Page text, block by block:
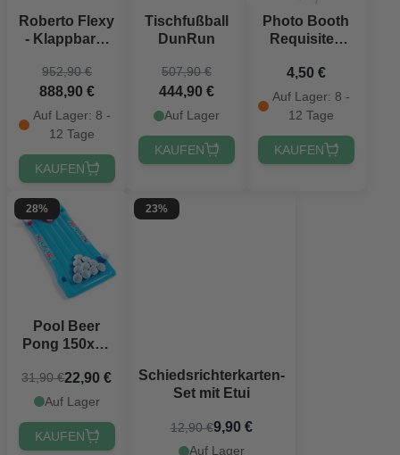
Roberto Flexy
- Klappbarer
952,90 €
888,90 €
Auf Lager: 8 -
12 Tage
KAUFEN
Tischfußball
DunRun
507,90 €
444,90 €
Auf Lager
KAUFEN
Photo Booth
Requisiten
4,50 €
Auf Lager: 8 -
12 Tage
KAUFEN
28%
Pool Beer
Pong 150x67
31,90 €22,90 €
Auf Lager
KAUFEN
23%
Schiedsrichterkarten-
Set mit Etui
12,90 €9,90 €
Auf Lager